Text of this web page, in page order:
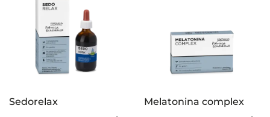
Sedorelax Melatonina complex